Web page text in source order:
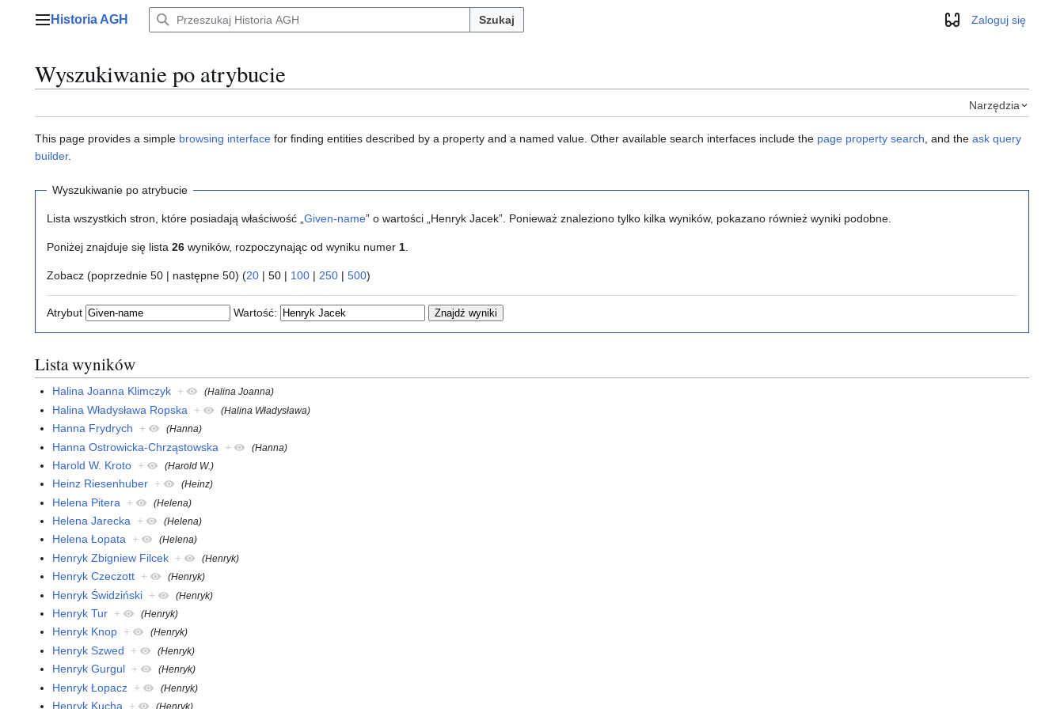
Menu główne
Historia AGH Szukaj WyglądZaloguj się
Wyszukiwanie po atrybucie
Narzędzia
This page provides a simple browsing interface for finding entities described by a property and a named value. Other available search interfaces include the page property search , and the ask query
builder.
Wyszukiwanie po atrybucie
Lista wszystkich stron, które posiadają właściwość „ Given-name” o wartości „Henryk Jacek”. Ponieważ znaleziono tylko kilka wyników, pokazano również wyniki podobne.
Poniżej znajduje się lista 26 wyników, rozpoczynając od wyniku numer 1
Zobacz (poprzednie 50 | następne 50) (20 | 50 | 100 | 250 | 500)
Atrybut Wartość:
Lista wyników
Halina Joanna Klimczyk + (Halina Joanna)
Halina Władysława Ropska + (Halina Władysława)
Hanna Frydrych + (Hanna)
Hanna Ostrowicka-Chrząstowska + (Hanna)
Harold W. Kroto + (Harold W.)
Heinz Riesenhuber + (Heinz)
Helena Pitera + (Helena)
Helena Jarecka + (Helena)
Helena Łopata + (Helena)
Henryk Zbigniew Filcek + (Henryk)
Henryk Czeczott + (Henryk)
Henryk Świdziński + (Henryk)
Henryk Tur + (Henryk)
Henryk Knop + (Henryk)
Henryk Szwed + (Henryk)
Henryk Gurgul + (Henryk)
Henryk Łopacz + (Henryk)
Henryk Kucha + (Henryk)